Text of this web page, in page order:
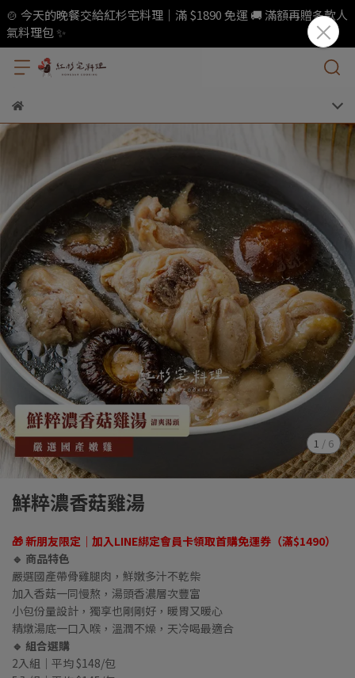
🍲 今天的晚餐交給紅杉宅料理｜滿 $1890 免運 🚚 滿額再贈多款人
氣料理包 ✨
1 / 6
鮮粹濃香菇雞湯
🎁 新朋友限定｜加入LINE綁定會員卡領取首購免運券（滿$1490）
🔹 商品特色
嚴選國產帶骨雞腿肉，鮮嫩多汁不乾柴
加入香菇一同慢熬，湯頭香濃層次豐富
小包份量設計，獨享也剛剛好，暖胃又暖心
精燉湯底一口入喉，溫潤不燥，天冷喝最適合
🔹 組合選購
2入組｜平均 $148/包